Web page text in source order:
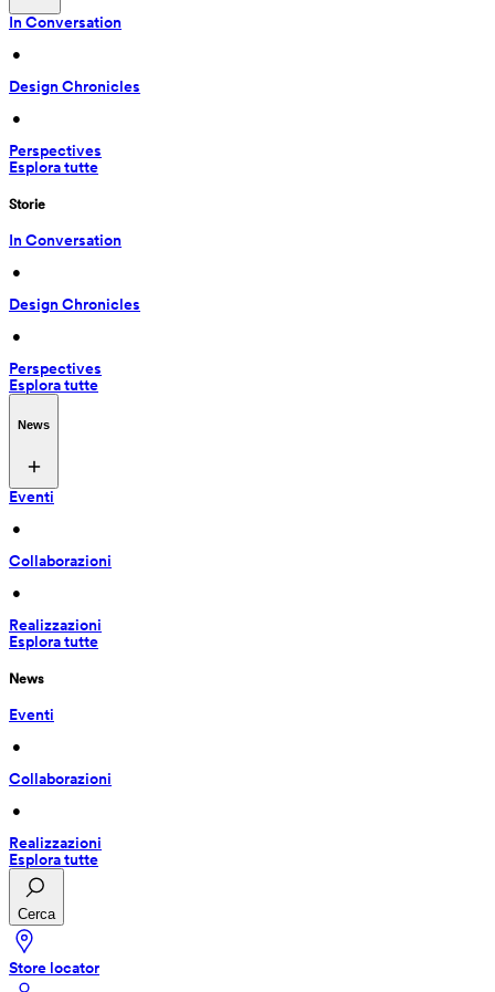
In Conversation
•
Design Chronicles
•
Perspectives
Esplora tutte
Storie
In Conversation
•
Design Chronicles
•
Perspectives
Esplora tutte
News
Eventi
•
Collaborazioni
•
Realizzazioni
Esplora tutte
News
Eventi
•
Collaborazioni
•
Realizzazioni
Esplora tutte
Cerca
Store locator